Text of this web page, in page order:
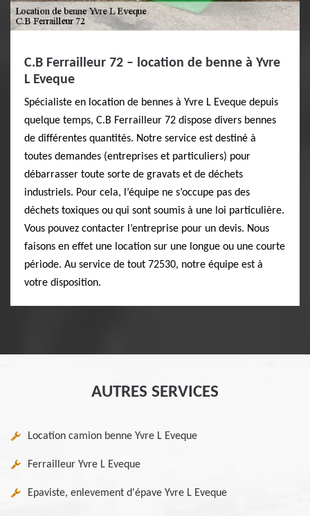
C.B Ferrailleur 72 – location de benne à Yvre
L Eveque
Spécialiste en location de bennes à Yvre L Eveque depuis
quelque temps, C.B Ferrailleur 72 dispose divers bennes
de différentes quantités. Notre service est destiné à
toutes demandes (entreprises et particuliers) pour
débarrasser toute sorte de gravats et de déchets
industriels. Pour cela, l’équipe ne s’occupe pas des
déchets toxiques ou qui sont soumis à une loi particulière.
Vous pouvez contacter l’entreprise pour un devis. Nous
faisons en effet une location sur une longue ou une courte
période. Au service de tout 72530, notre équipe est à
votre disposition.
AUTRES SERVICES
Location camion benne Yvre L Eveque
Ferrailleur Yvre L Eveque
Epaviste, enlevement d'épave Yvre L Eveque